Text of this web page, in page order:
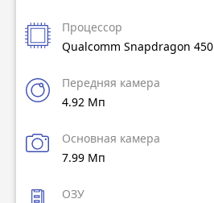
Процессор
Qualcomm Snapdragon 450
Передняя камера
4.92 Мп
Основная камера
7.99 Мп
ОЗУ